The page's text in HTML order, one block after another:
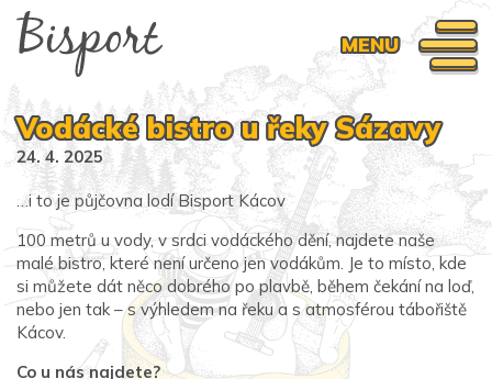
MENU
Vodácké bistro u řeky Sázavy
24. 4. 2025
…i to je půjčovna lodí Bisport Kácov
100 metrů u vody, v srdci vodáckého dění, najdete naše
malé bistro, které není určeno jen vodákům. Je to místo, kde
si můžete dát něco dobrého po plavbě, během čekání na loď,
nebo jen tak – s výhledem na řeku a s atmosférou tábořiště
Kácov.
Co u nás najdete?